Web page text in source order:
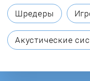
Шредеры
Акустические